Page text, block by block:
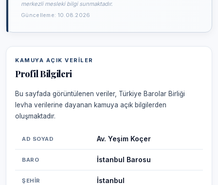
merkezli mesleki bilgi sunmaktadır.
Güncelleme: 10.08.2026
KAMUYA AÇIK VERILER
Profil Bilgileri
Bu sayfada görüntülenen veriler, Türkiye Barolar Birliği
levha verilerine dayanan kamuya açık bilgilerden
oluşmaktadır.
AD SOYAD Av. Yeşim Koçer
BARO İstanbul Barosu
ŞEHIR İstanbul